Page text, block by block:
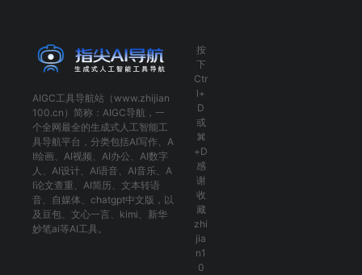
AIGC工具导航站（www.zhijian
100.cn）简称： AIGC导航 ，一
个全网最全的生成式人工智能工
具导航平台，分类包括AI写作 、 A
I绘画 、 AI视频 、 AI办公 、 AI数字
人 、 AI设计、 AI语音、 AI音乐、 A
I论文查重 、 AI简历 、 文本转语
音、 自媒体 、 chatgpt中文版 ，以
及 豆包、 文心一言 、 kimi 、 新华
妙笔ai等AI工具。
按
下
Ctr
l+
D
或
⌘
+D
感
谢
收
藏
zhi
jia
n1
0